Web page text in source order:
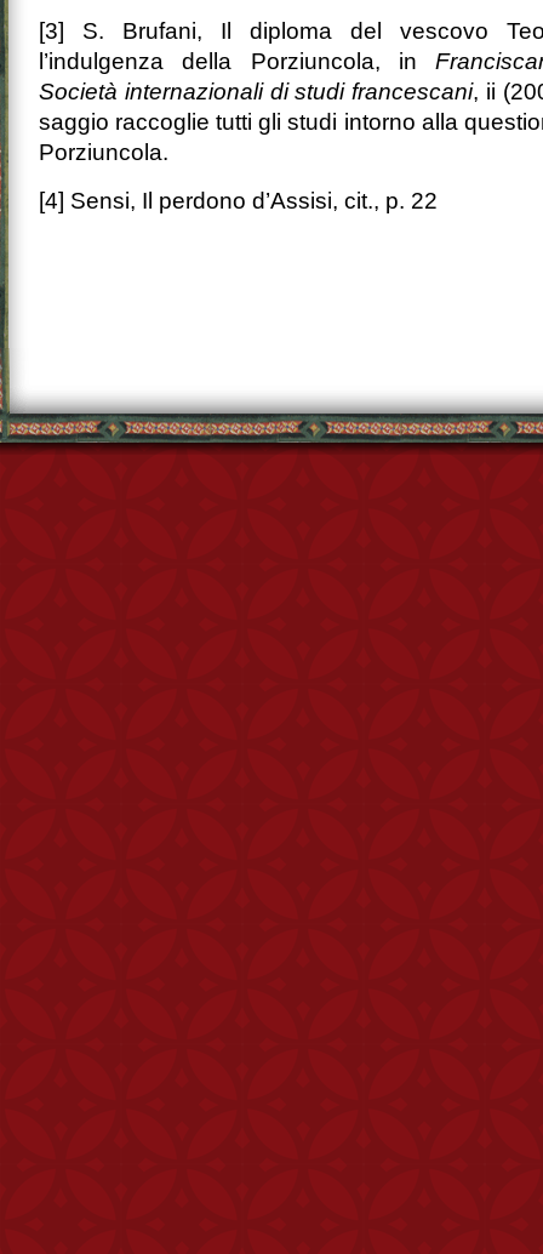
[3] S. Brufani, Il diploma del vescovo
l’indulgenza della Porziuncola, in
Società internazionali di studi francescani, ii
saggio raccoglie tutti gli studi intorno alla
Porziuncola.
[4] Sensi, Il perdono d’Assisi, cit., p. 22